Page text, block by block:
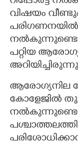
വിഷയം
പരിഗണനയിൽ
പറ്റിയ
ആരോഗ്യനില
കോളേജിൽ